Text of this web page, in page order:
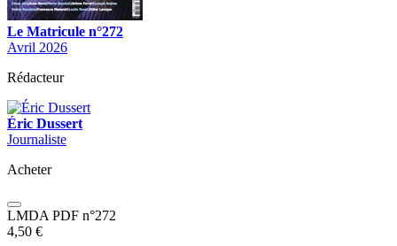
Le Matricule n°272
Avril 2026
Rédacteur
Éric Dussert
Journaliste
Acheter
LMDA PDF n°272
4,50 €